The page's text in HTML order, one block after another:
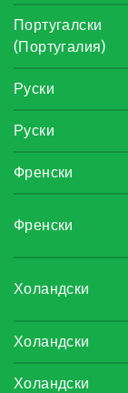
Португалски
(Португалия)
Руски
Руски
Френски
Френски
Холандски
Холандски
Холандски